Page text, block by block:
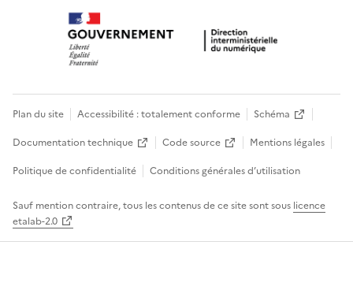
Plan du site Accessibilité : totalement conforme
Schéma
Documentation technique
Code source
Mentions légales
Politique de confidentialité
Conditions générales d’utilisation
Sauf mention contraire, tous les contenus de ce site sont sous licence
etalab-2.0